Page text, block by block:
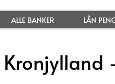
ALLE BANKER LÅN
Kronjylland